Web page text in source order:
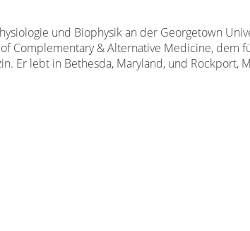
und Biophysik an der Georgetown
Complementary & Alternative Medicine, dem
Er lebt in Bethesda, Maryland, und Rockport,